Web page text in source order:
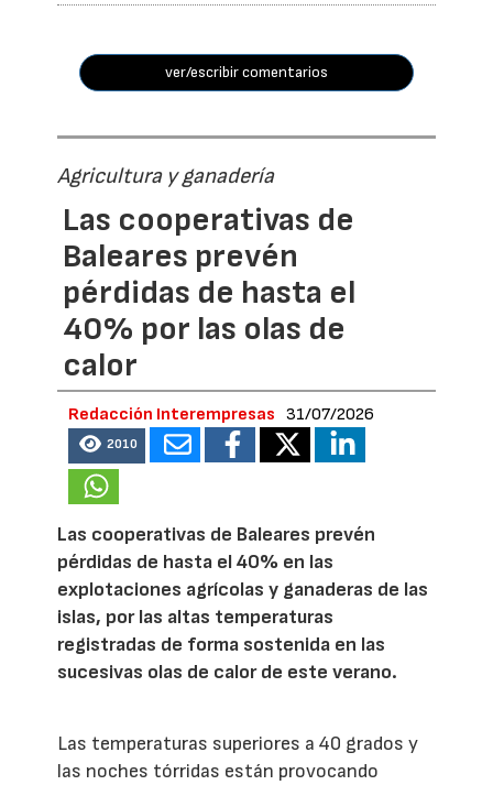
ver/escribir comentarios
Agricultura y ganadería
Las cooperativas de
Baleares prevén
pérdidas de hasta el
40% por las olas de
calor
Redacción Interempresas 31/07/2026
2010
Las cooperativas de Baleares prevén
pérdidas de hasta el 40% en las
explotaciones agrícolas y ganaderas de las
islas, por las altas temperaturas
registradas de forma sostenida en las
sucesivas olas de calor de este verano.
Las temperaturas superiores a 40 grados y
las noches tórridas están provocando